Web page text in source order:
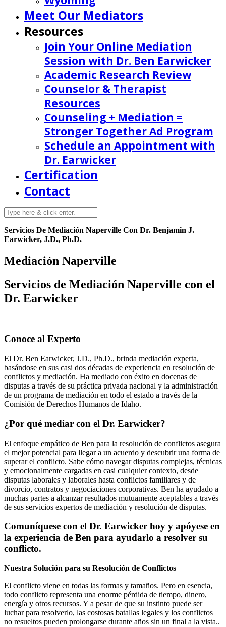
Meet Our Mediators
Resources
Join Your Online Mediation
Session with Dr. Ben Earwicker
Academic Research Review
Counselor & Therapist
Resources
Counseling + Mediation =
Stronger Together Ad Program
Schedule an Appointment with
Dr. Earwicker
Certification
Contact
Servicios De Mediación Naperville Con Dr. Benjamin J.
Earwicker, J.D., Ph.D.
Mediación Naperville
Servicios de Mediación Naperville con el
Dr. Earwicker
Conoce al Experto
El Dr. Ben Earwicker, J.D., Ph.D., brinda mediación experta,
basándose en sus casi dos décadas de experiencia en resolución de
conflictos y mediación. Ha mediado con éxito en docenas de
disputas a través de su práctica privada nacional y la administración
de un programa de mediación en todo el estado a través de la
Comisión de Derechos Humanos de Idaho.
¿Por qué mediar con el Dr. Earwicker?
El enfoque empático de Ben para la resolución de conflictos asegura
el mejor potencial para llegar a un acuerdo y descubrir una forma de
superar el conflicto. Sabe cómo navegar disputas complejas, técnicas
y emocionalmente cargadas en casi cualquier contexto, desde
disputas laborales y laborales hasta conflictos familiares y de
divorcio, contratos y negociaciones corporativas. Ben ha ayudado a
muchas partes a alcanzar resultados mutuamente aceptables a través
de sus servicios expertos de mediación y resolución de disputas.
Comuníquese con el Dr. Earwicker hoy y apóyese en
la experiencia de Ben para ayudarlo a resolver su
conflicto.
Nuestra Solución para su Resolución de Conflictos
El conflicto viene en todas las formas y tamaños. Pero en esencia,
todo conflicto representa una enorme pérdida de tiempo, dinero,
energía y otros recursos. Y a pesar de que su instinto puede ser
luchar para resolverlo, las costosas batallas legales y los conflictos
no resueltos pueden prolongarse durante años sin un final a la vista..